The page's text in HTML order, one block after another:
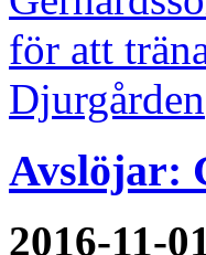
Avslöjar:
2016-11-